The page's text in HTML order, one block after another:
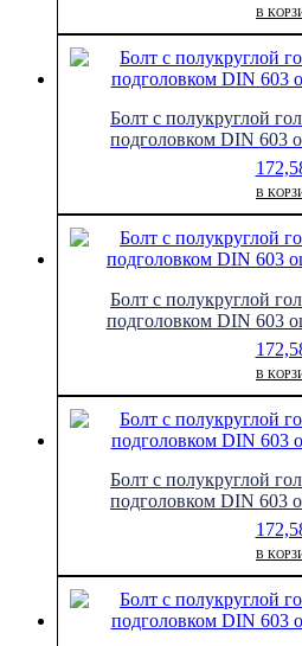
В
Болт с полукруглой
подголовком DIN 603
В
Болт с полукруглой
подголовком DIN 603
В
Болт с полукруглой
подголовком DIN 603
В